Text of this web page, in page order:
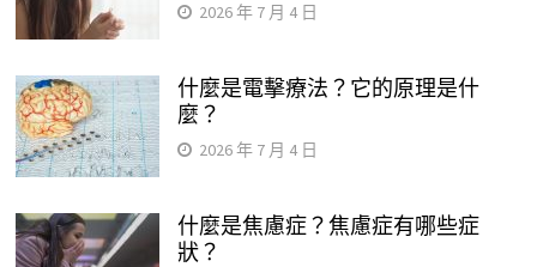
2026 年 7 月 4 日
什麼是電擊療法？它的原理是什
麼？
2026 年 7 月 4 日
什麼是焦慮症？焦慮症有哪些症
狀？